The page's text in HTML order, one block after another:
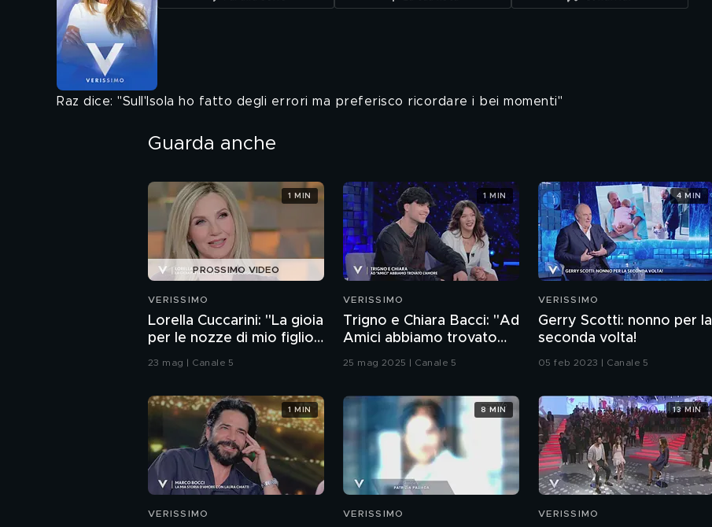
Raz dice: "Sull'Isola ho fatto degli errori ma preferisco ricordare i bei momenti"
Guarda anche
PROSSIMO VIDEO
VERISSIMO
Lorella Cuccarini: "La gioia
per le nozze di mio figlio
Giorgio"
23 mag | Canale 5
1 MIN
VERISSIMO
Trigno e Chiara Bacci: "Ad
Amici abbiamo trovato
25 mag 2025 | Canale 5
1 MIN
VERISSIMO
Gerry Scotti: nonno per la
seconda volta!
05 feb 2023 | Canale 5
4 MIN
VERISSIMO
1 MIN
VERISSIMO
8 MIN
VERISSIMO
13 MIN